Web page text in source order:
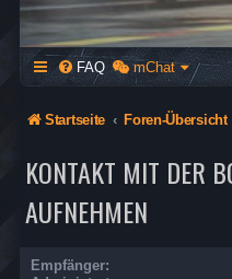
FAQ mChat
Startseite Foren-Übersicht
KONTAKT MIT DER
AUFNEHMEN
Empfänger: